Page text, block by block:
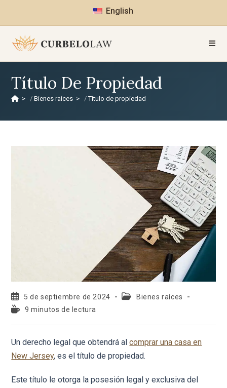
English
Título De Propiedad
> Bienes raíces > Título de propiedad
5 de septiembre de 2024
Bienes raíces
9 minutos de lectura
Un derecho legal que obtendrá alcomprar una casa en
New Jersey, es el título de propiedad.
Este título le otorga la posesión legal y exclusiva del